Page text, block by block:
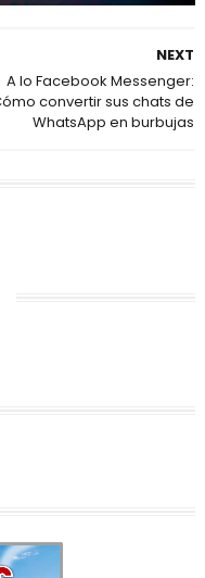
NEXT
A lo Facebook Messenger:
convertir sus chats de
WhatsApp en burbujas